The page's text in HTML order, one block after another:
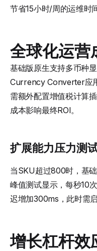
节省15小时/周的运维时间
全球化运营
基础版原生支持多币种
Currency Converter应
需额外配置增值税计算
成本影响最终ROI。
扩展能力压力测
当SKU超过800时，基
峰值测试显示，每秒10
迟增加300ms，此时需
增长杠杆效